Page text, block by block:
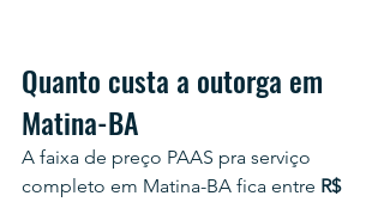
Quanto custa a outorga em
Matina-BA
A faixa de preço PAAS pra serviço
completo em Matina-BA fica entre R$